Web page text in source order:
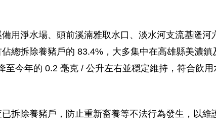
用淨水場、頭前溪湳雅取水口、淡水河支流基隆河
總拆除養豬戶的 83.4%，大多集中在高雄縣美濃鎮
今年的 0.2 毫克 / 公升左右並穩定維持，符合飲
拆除養豬戶，防止重新畜養等不法行為發生，以維